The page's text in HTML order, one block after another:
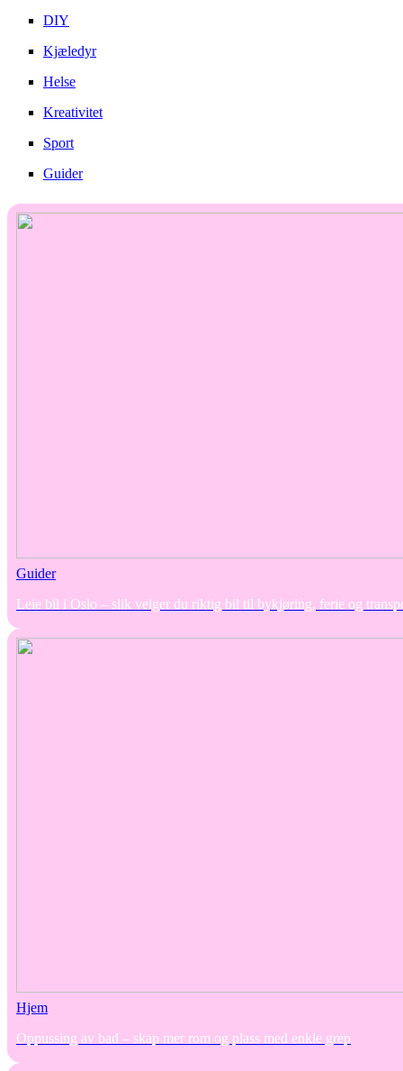
DIY
Kjæledyr
Helse
Kreativitet
Sport
Guider
Guider
Leie bil i Oslo – slik velger du riktig bil til bykjøring, ferie og
Hjem
Oppussing av bad – skap mer rom og plass med enkle grep